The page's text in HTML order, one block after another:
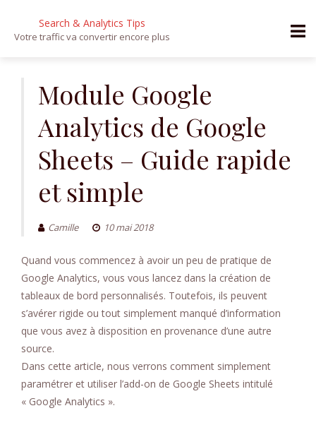
Search & Analytics Tips
Votre traffic va convertir encore plus
Module Google
Analytics de Google
Sheets – Guide rapide
et simple
Camille 10 mai 2018
Quand vous commencez à avoir un peu de pratique de
Google Analytics, vous vous lancez dans la création de
tableaux de bord personnalisés. Toutefois, ils peuvent
s’avérer rigide ou tout simplement manqué d’information
que vous avez à disposition en provenance d’une autre
source.
Dans cette article, nous verrons comment simplement
paramétrer et utiliser l’add-on de Google Sheets intitulé
« Google Analytics ».